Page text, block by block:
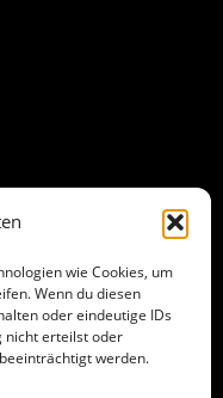
wie Cookies, um
Wenn du diesen
oder eindeutige IDs
nicht erteilst oder
werden.